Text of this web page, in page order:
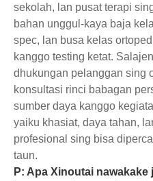
sekolah, lan pusat terapi
bahan unggul-kaya baja
spec, lan busa kelas
kanggo testing ketat.
dhukungan pelanggan sing
konsultasi rinci babagan
sumber daya kanggo
yaiku khasiat, daya tahan,
profesional sing bisa
taun.
P: Apa Xinoutai